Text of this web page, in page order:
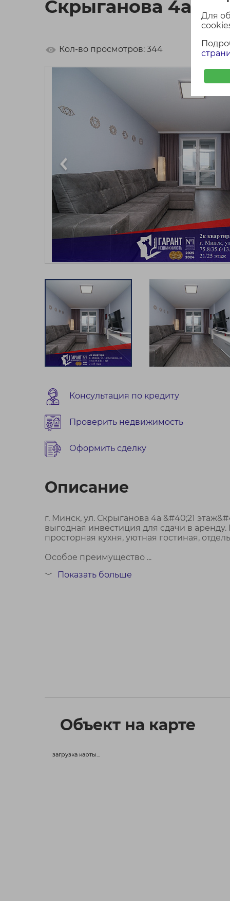
Для
Скрыганова 4а, в
Кол-во просмотров: 344
Консультация по кредиту
Проверить недвижимость
Оформить сделку
Описание
г. Минск, ул. Скрыганова 4а &#40;21
выгодная инвестиция для сдачи в
просторная кухня, уютная гостиная,
Особое преимущество ...
Договор № 749/2 от 29.05.2026
﹀ Показать больше
Объект на карте
загрузка карты...